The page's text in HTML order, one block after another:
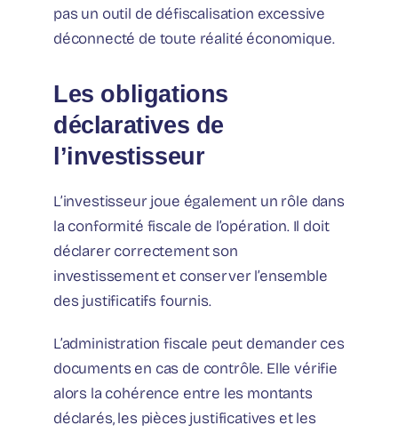
pas un outil de défiscalisation excessive
déconnecté de toute réalité économique.
Les obligations
déclaratives de
l’investisseur
L’investisseur joue également un rôle dans
la conformité fiscale de l’opération. Il doit
déclarer correctement son
investissement et conserver l’ensemble
des justificatifs fournis.
L’administration fiscale peut demander ces
documents en cas de contrôle. Elle vérifie
alors la cohérence entre les montants
déclarés, les pièces justificatives et les